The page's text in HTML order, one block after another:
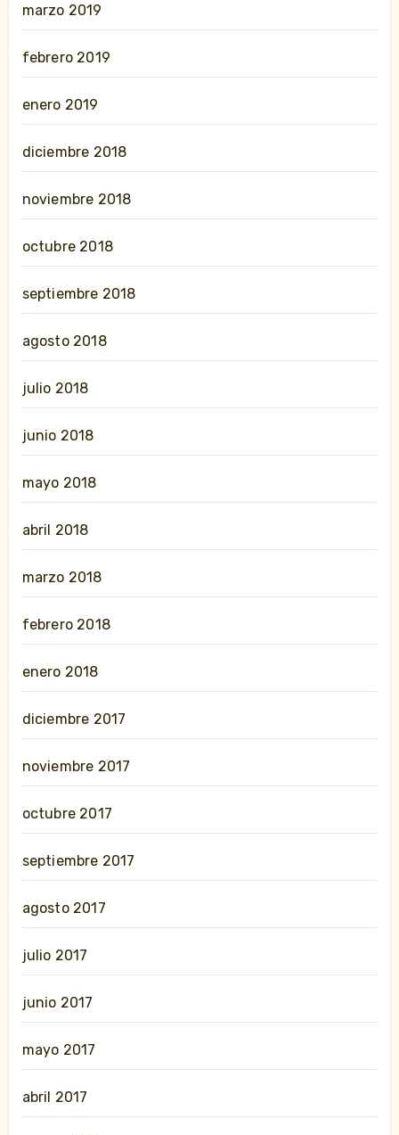
marzo 2019
febrero 2019
enero 2019
diciembre 2018
noviembre 2018
octubre 2018
septiembre 2018
agosto 2018
julio 2018
junio 2018
mayo 2018
abril 2018
marzo 2018
febrero 2018
enero 2018
diciembre 2017
noviembre 2017
octubre 2017
septiembre 2017
agosto 2017
julio 2017
junio 2017
mayo 2017
abril 2017